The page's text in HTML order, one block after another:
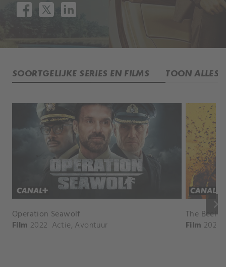
SOORTGELIJKE SERIES EN FILMS TOON ALLES
keyboard_arrow_right
Operation Seawolf
Film 2022 Actie, Avontuur
The
Film 2024